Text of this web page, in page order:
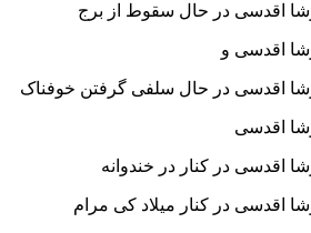
اقدسی در حال سقوط از برج
اقدسی و
اقدسی در حال سلفی گرفتن خوفناک
اقدسی
اقدسی در کنار در خندوانه
اقدسی در کنار میلاد کی مرام